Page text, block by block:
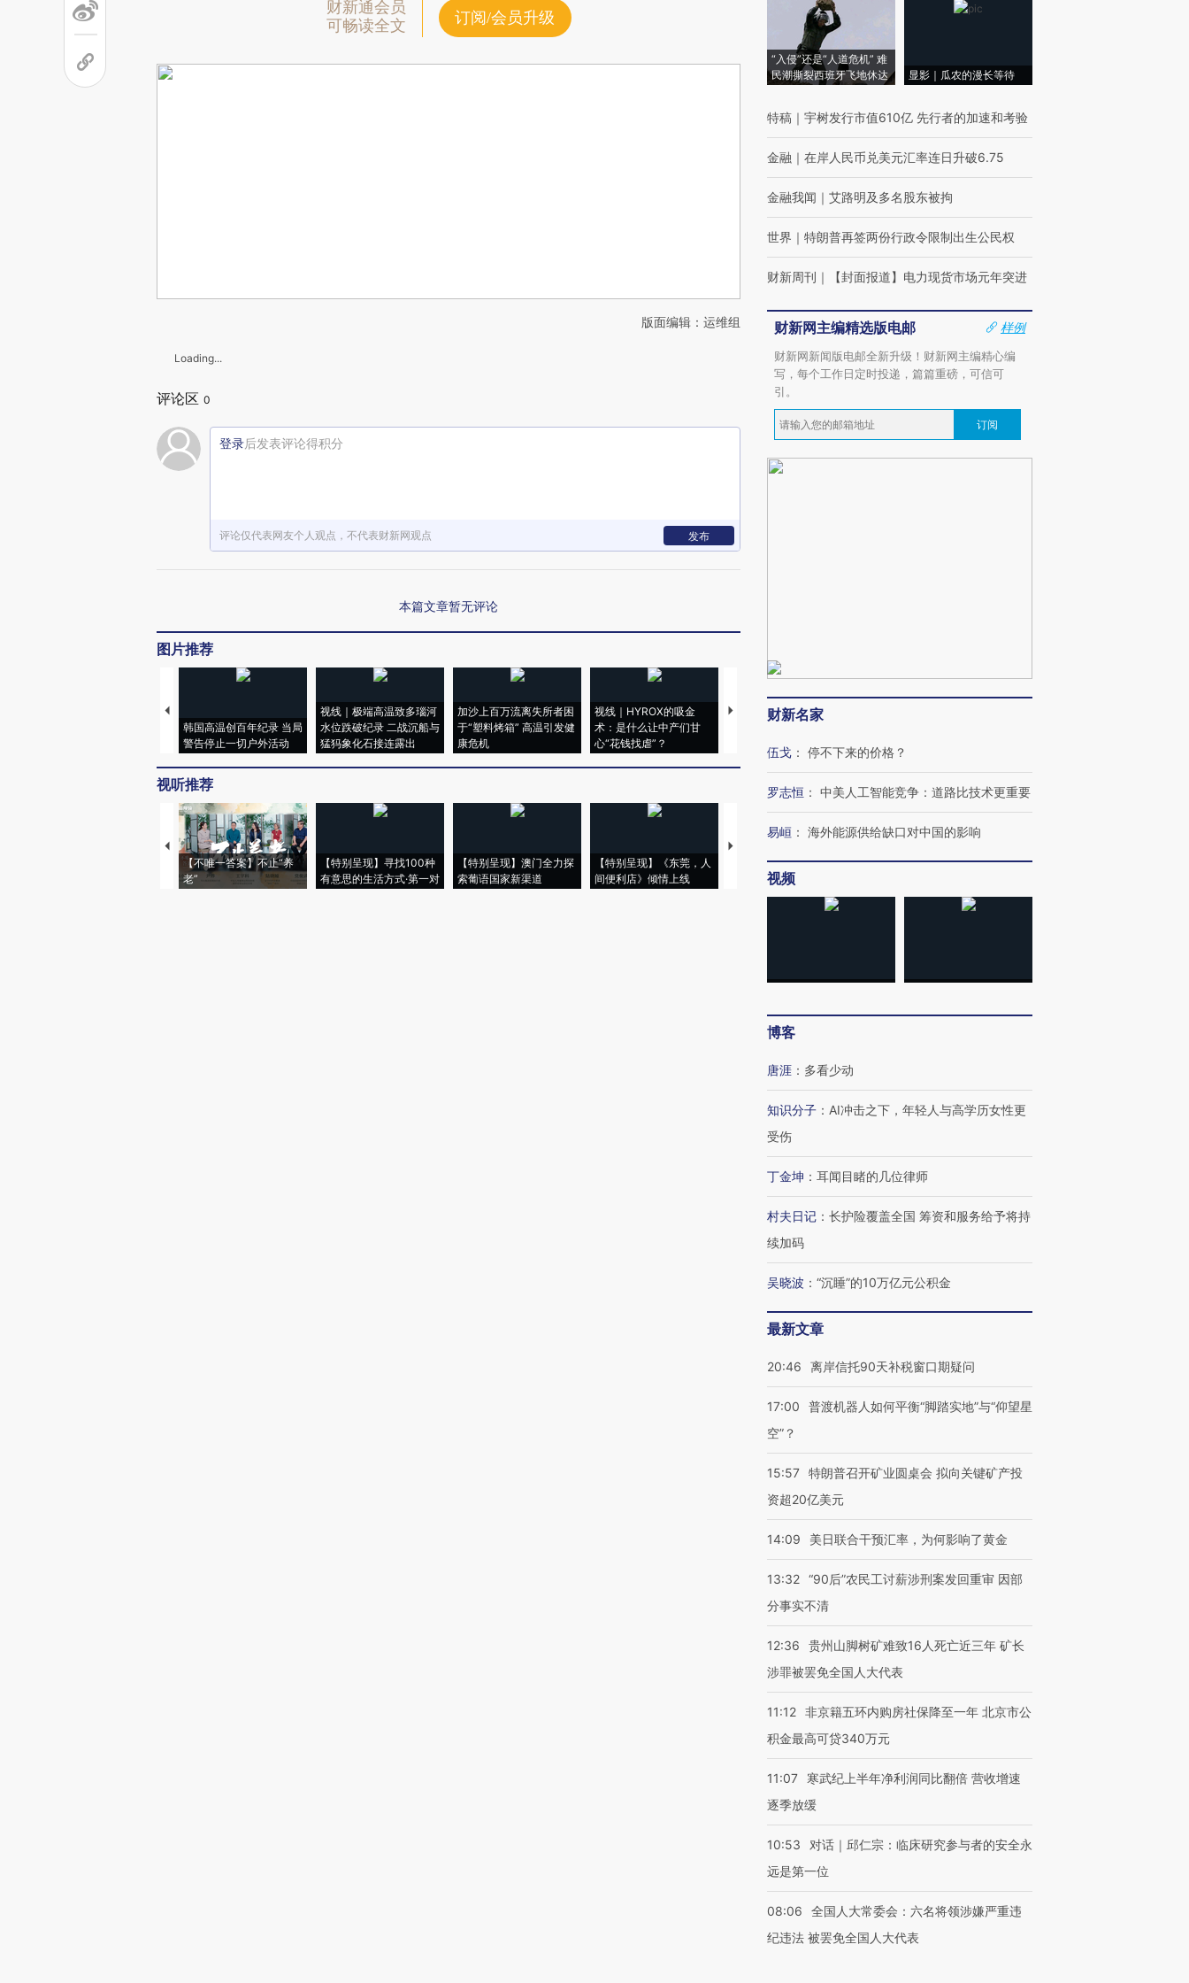
财新通会员
可畅读全文
订阅/会员升级
版面编辑：运维组
Loading...
评论区 0
登录后发表评论得积分
评论仅代表网友个人观点，不代表财新网观点 发布
本篇文章暂无评论
图片推荐
韩国高温创百年纪录 当局
警告停止一切户外活动
视线｜极端高温致多瑙河
水位跌破纪录 二战沉船与
猛犸象化石接连露出
加沙上百万流离失所者困
于“塑料烤箱” 高温引发健
康危机
视线｜HYROX的吸金
术：是什么让中产们甘
心“花钱找虐”？
马航飞行员跨国走私7万
育部长拱下台
视听推荐
【不唯一答案】不止“养
老”
【特别呈现】寻找100种
有意思的生活方式·第一对
【特别呈现】澳门全力探
索葡语国家新渠道
【特别呈现】《东莞，人
间便利店》倾情上线
【推广】走进第四届链博
会，让数智科技“链”接产
【特别呈现】寻找100种
CFO：不靠规模取胜，华
“入侵”还是“人道危机” 难
民潮撕裂西班牙飞地休达
显影｜瓜农的漫长等待
特稿 ｜ 宇树发行市值610亿 先行者的加速和考验
金融 ｜ 在岸人民币兑美元汇率连日升破6.75
金融我闻 ｜ 艾路明及多名股东被拘
世界 ｜ 特朗普再签两份行政令限制出生公民权
财新周刊 ｜ 【封面报道】电力现货市场元年突进
财新网主编精选版电邮
样例
财新网新闻版电邮全新升级！财新网主编精心编
写，每个工作日定时投递，篇篇重磅，可信可
引。
订阅
财新名家
伍戈 ： 停不下来的价格？
罗志恒 ： 中美人工智能竞争：道路比技术更重要
易峘 ： 海外能源供给缺口对中国的影响
视频
博客
唐涯 ： 多看少动
知识分子 ： AI冲击之下，年轻人与高学历女性更
受伤
丁金坤 ： 耳闻目睹的几位律师
村夫日记 ： 长护险覆盖全国 筹资和服务给予将持
续加码
吴晓波 ： “沉睡”的10万亿元公积金
最新文章
20:46 离岸信托90天补税窗口期疑问
17:00
普渡机器人如何平衡“脚踏实地”与“仰望星
空”？
15:57 特朗普召开矿业圆桌会 拟向关键矿产投
资超20亿美元
14:09 美日联合干预汇率，为何影响了黄金
13:32 “90后”农民工讨薪涉刑案发回重审 因部
分事实不清
12:36
贵州山脚树矿难致16人死亡近三年 矿长
涉罪被罢免全国人大代表
11:12 非京籍五环内购房社保降至一年 北京市公
积金最高可贷340万元
11:07
寒武纪上半年净利润同比翻倍 营收增速
逐季放缓
10:53
对话｜邱仁宗：临床研究参与者的安全永
远是第一位
08:06
全国人大常委会：六名将领涉嫌严重违
纪违法 被罢免全国人大代表